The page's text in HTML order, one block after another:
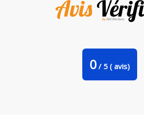
0 / 5 ( avis)